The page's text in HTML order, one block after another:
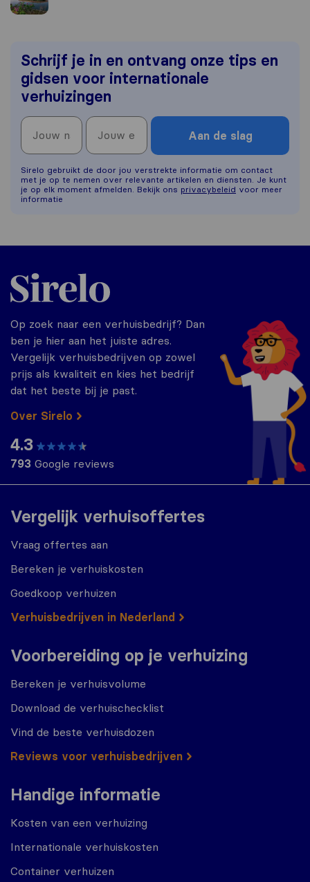
Schrijf je in en ontvang onze tips en
gidsen voor internationale
verhuizingen
Aan de slag
Sirelo gebruikt de door jou verstrekte informatie om contact
met je op te nemen over relevante artikelen en diensten. Je kunt
je op elk moment afmelden. Bekijk ons privacybeleid voor meer
informatie
Vergelijk verhuisoffertes
Vraag offertes aan
Bereken je verhuiskosten
Goedkoop verhuizen
Verhuisbedrijven in Nederland
Voorbereiding op je verhuizing
Bereken je verhuisvolume
Download de verhuischecklist
Vind de beste verhuisdozen
Reviews voor verhuisbedrijven
Handige informatie
Kosten van een verhuizing
Internationale verhuiskosten
Container verhuizen
Sirelo.nl
Op zoek naar een verhuisbedrijf? Dan
ben je hier aan het juiste adres.
Vergelijk verhuisbedrijven op zowel
prijs als kwaliteit en kies het bedrijf
dat het beste bij je past.
Over Sirelo
4.3
793 Google reviews